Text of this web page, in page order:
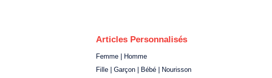
Articles Personnalisés
Femme | Homme
Fille | Garçon | Bébé | Nourisson